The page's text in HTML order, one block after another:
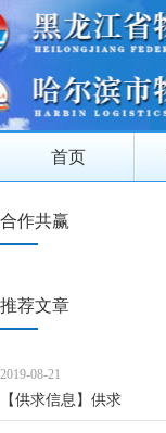
首页
合作共赢
推荐文章
2019-08-21
【供求信息】供求